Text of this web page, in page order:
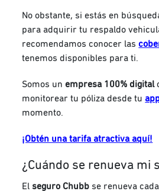
No obstante, si estás en
para adquirir tu respaldo
recomendamos conocer las
tenemos disponibles para ti.
Somos unempresa 100% digital
monitorear tu póliza desde tu
momento.
¡Obtén una tarifa atractiva aquí!
¿Cuándo se renueva mi
Elseguro Chubb se renueva